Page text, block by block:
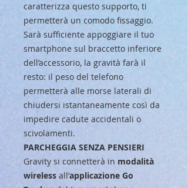
caratterizza questo supporto, ti
permetterà un comodo fissaggio.
Sarà sufficiente appoggiare il tuo
smartphone sul braccetto inferiore
dell’accessorio, la gravità farà il
resto: il peso del telefono
permetterà alle morse laterali di
chiudersi istantaneamente così da
impedire cadute accidentali o
scivolamenti.
PARCHEGGIA SENZA PENSIERI
Gravity si connetterà in modalità
wireless all’applicazione Go